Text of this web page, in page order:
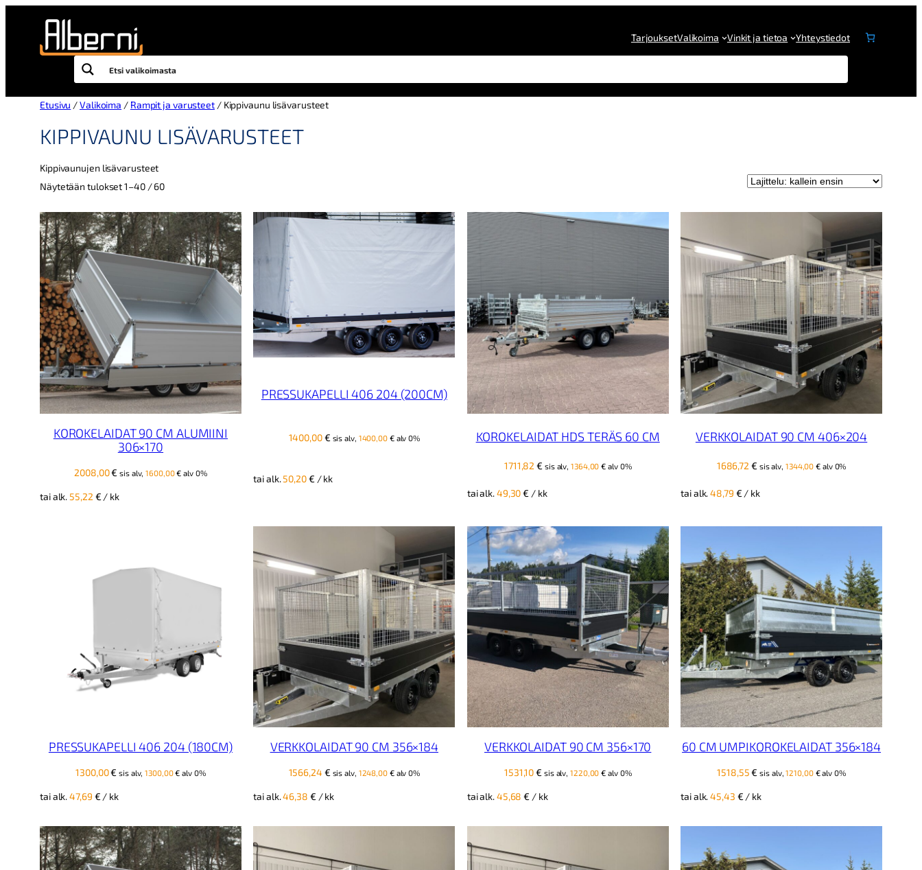
TarjouksetValikoima Vinkit ja tietoa Yhteystiedot
Etusivu /Valikoima / Rampit ja varusteet/ Kippivaunu lisävarusteet
KIPPIVAUNU LISÄVARUSTEET
Kippivaunujen lisävarusteet
Näytetään tulokset 1–40 / 60Kallein
KOROKELAIDAT 90 CM ALUMIINI
306×170
2008,00€ sis alv,1600,00€ alv 0%
tai alk. 55,22 € / kk
PRESSUKAPELLI 406 204 (200CM)
1400,00€ sis alv, 1400,00 €alv 0%
tai alk.50,20€/ kk
KOROKELAIDAT HDS TERÄS 60 CM
1711,82€ sis alv,1364,00€ alv 0%
tai alk.49,30€ / kk
VERKKOLAIDAT 90 CM 406×204
1686,72 € sis alv, 1344,00€ alv 0%
tai alk.48,79 € / kk
PRESSUKAPELLI 406 204 (180CM)
1300,00€ sis alv,1300,00€ alv 0%
tai alk.47,69 €/ kk
VERKKOLAIDAT 90 CM 356×184
1566,24 € sis alv, 1248,00 €alv 0%
tai alk.46,38 €/ kk
VERKKOLAIDAT 90 CM 356×170
1531,10€ sis alv,1220,00€ alv 0%
tai alk.45,68€ / kk
60 CM UMPIKOROKELAIDAT 356×184
1518,55€ sis alv,1210,00 €alv 0%
tai alk.45,43 €/ kk